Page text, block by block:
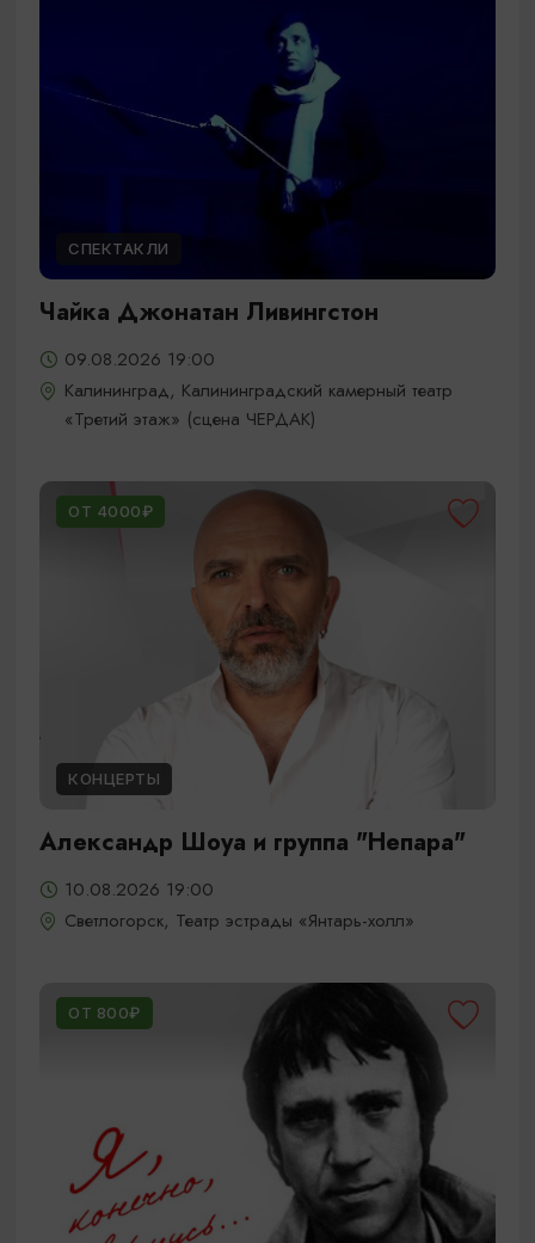
СПЕКТАКЛИ
Чайка Джонатан Ливингстон
09.08.2026 19:00
Калининград, Калининградский камерный театр
«Третий этаж» (сцена ЧЕРДАК)
ОТ 4000₽
КОНЦЕРТЫ
Александр Шоуа и группа "Непара"
10.08.2026 19:00
Светлогорск, Театр эстрады «Янтарь-холл»
ОТ 800₽